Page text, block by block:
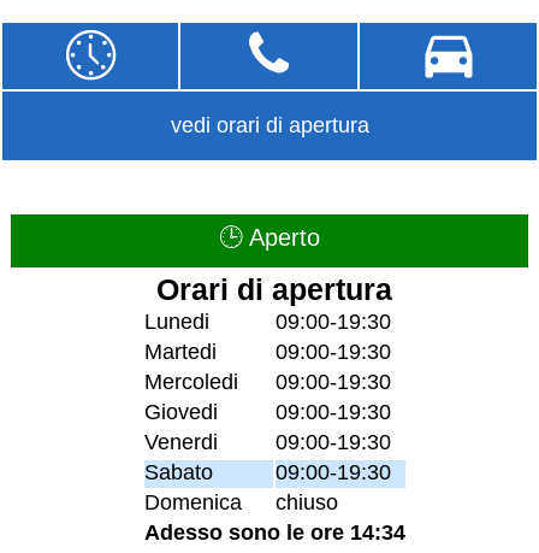
vedi orari di apertura
🕒 Aperto
Orari di apertura
Lunedi
09:00-19:30
Martedi
09:00-19:30
Mercoledi
09:00-19:30
Giovedi
09:00-19:30
Venerdi
09:00-19:30
Sabato
09:00-19:30
Domenica
chiuso
Adesso sono le ore 14:34